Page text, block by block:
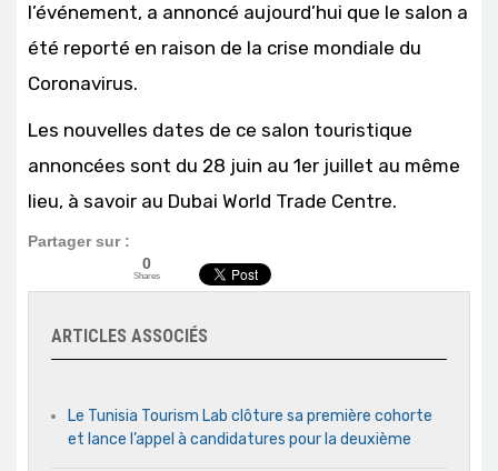
l’événement, a annoncé aujourd’hui que le salon a
été reporté en raison de la crise mondiale du
Coronavirus.
Les nouvelles dates de ce salon touristique
annoncées sont du 28 juin au 1er juillet au même
lieu, à savoir au Dubai World Trade Centre.
Partager sur :
0
Shares
ARTICLES ASSOCIÉS
Le Tunisia Tourism Lab clôture sa première cohorte
et lance l’appel à candidatures pour la deuxième